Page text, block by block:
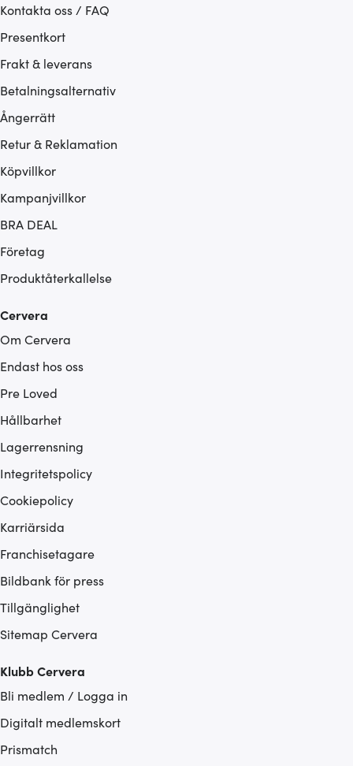
Kontakta oss / FAQ
Presentkort
Frakt & leverans
Betalningsalternativ
Ångerrätt
Retur & Reklamation
Köpvillkor
Kampanjvillkor
BRA DEAL
Företag
Produktåterkallelse
Cervera
Om Cervera
Endast hos oss
Pre Loved
Hållbarhet
Lagerrensning
Integritetspolicy
Cookiepolicy
Karriärsida
Franchisetagare
Bildbank för press
Tillgänglighet
Sitemap Cervera
Klubb Cervera
Bli medlem / Logga in
Digitalt medlemskort
Prismatch